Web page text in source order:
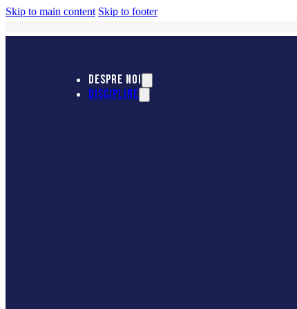
Skip to main content Skip to footer
DESPRE NOI
DISCIPLINE